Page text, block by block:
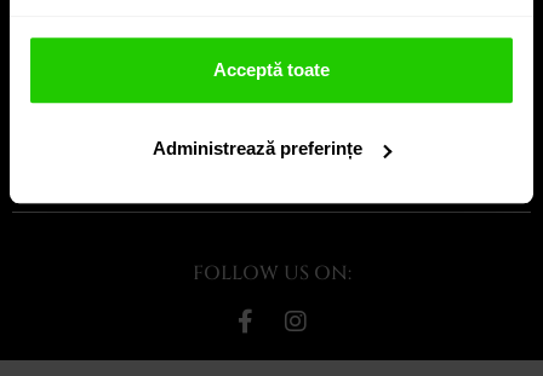
Acceptă toate
Administrează preferințe
FOLLOW US ON: